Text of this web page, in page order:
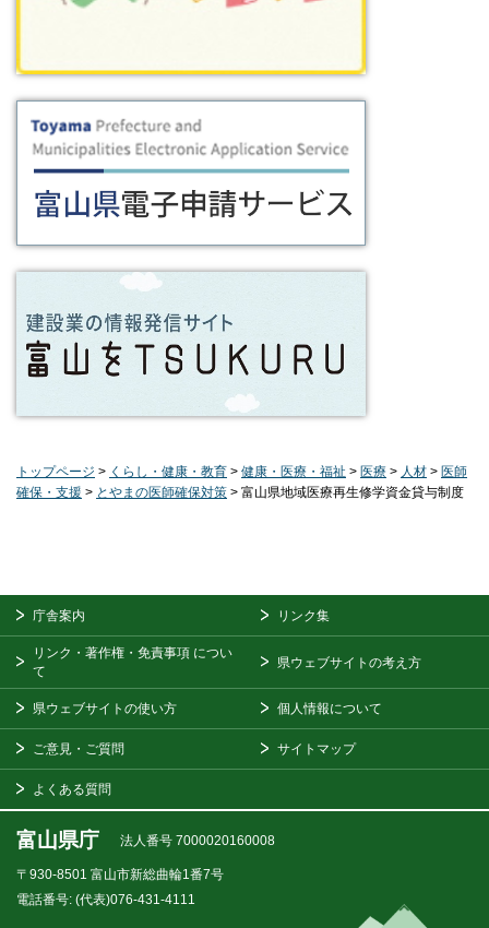
トップページ > くらし・健康・教育 > 健康・医療・福祉 > 医療 > 人材 > 医師
確保・支援 > とやまの医師確保対策 > 富山県地域医療再生修学資金貸与制度
庁舎案内 リンク集
リンク・著作権・免責事項 につい
て
県ウェブサイトの考え方
県ウェブサイトの使い方 個人情報について
ご意見・ご質問 サイトマップ
よくある質問
富山県庁 法人番号 7000020160008
〒930-8501 富山市新総曲輪1番7号
電話番号: (代表)076-431-4111